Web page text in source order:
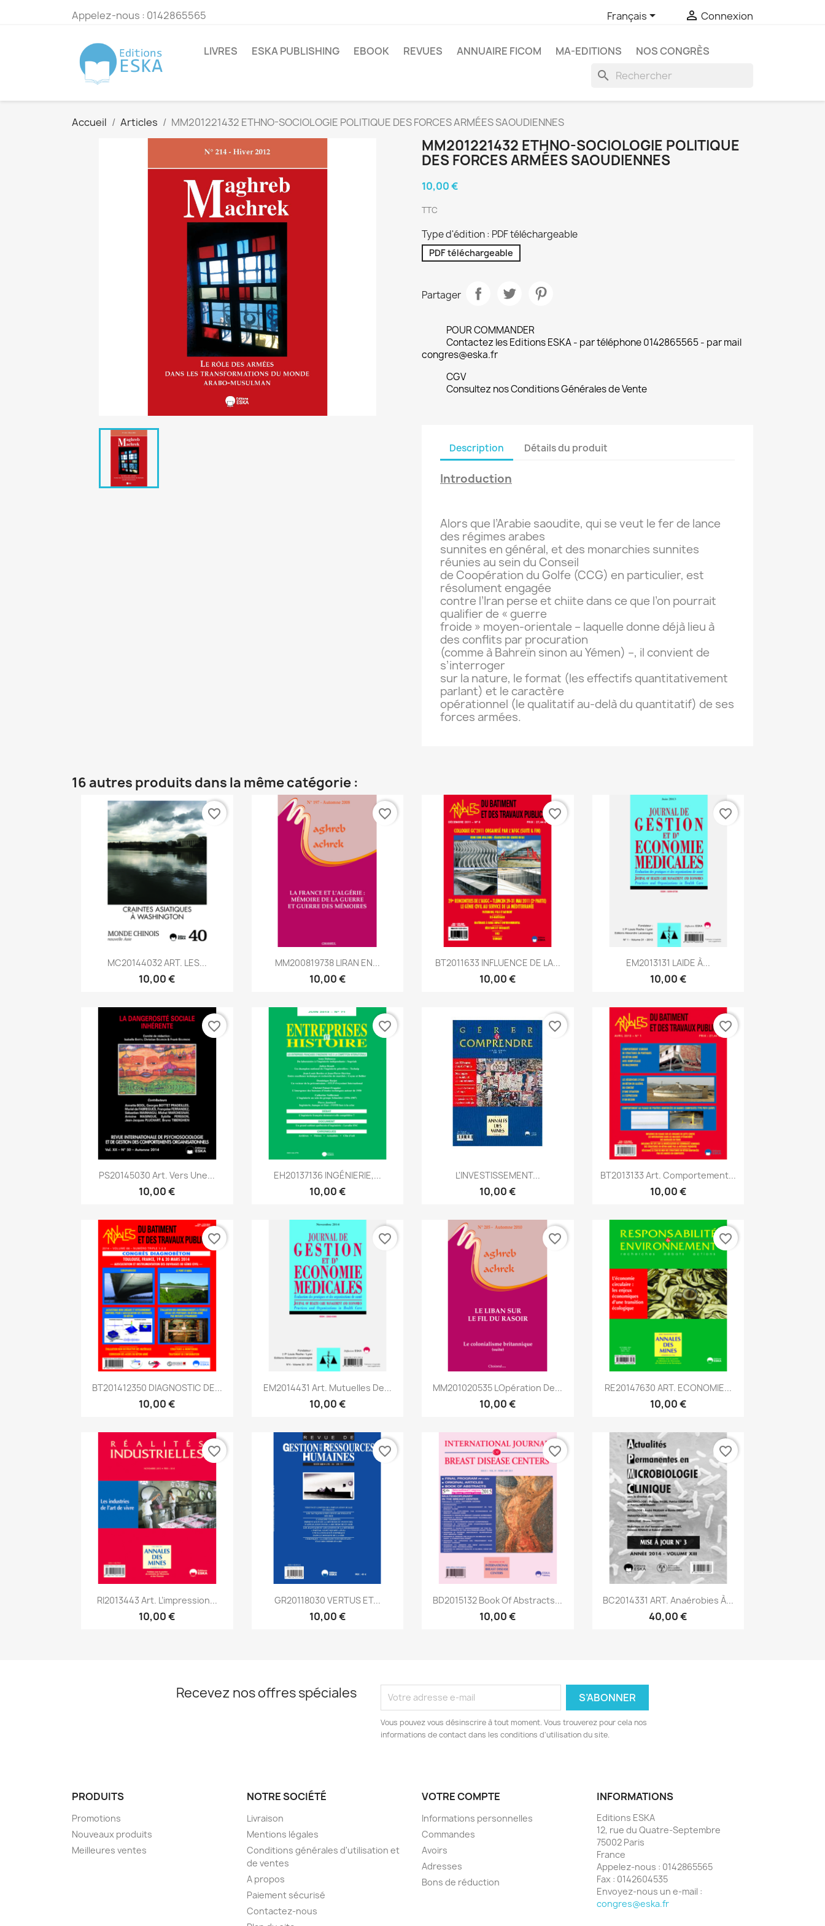
Appelez-nous : 0142865565 Français  Connexion
LIVRES ESKA PUBLISHING EBOOK REVUES ANNUAIRE FICOM MA-EDITIONS NOS CONGRÈS
search
Accueil Articles MM201221432 ETHNO-SOCIOLOGIE POLITIQUE DES FORCES ARMÉES SAOUDIENNES
MM201221432 ETHNO-SOCIOLOGIE POLITIQUE
DES FORCES ARMÉES SAOUDIENNES
10,00 €
TTC
Type d'édition : PDF téléchargeable
PDF téléchargeable
Partager
POUR COMMANDER
Contactez les Editions ESKA - par téléphone 0142865565 - par mail
congres@eska.fr
CGV
Consultez nos Conditions Générales de Vente
Description Détails du produit
Introduction
Alors que l’Arabie saoudite, qui se veut le fer de lance
des régimes arabes
sunnites en général, et des monarchies sunnites
réunies au sein du Conseil
de Coopération du Golfe (CCG) en particulier, est
résolument engagée
contre l’Iran perse et chiite dans ce que l’on pourrait
qualifier de « guerre
froide » moyen-orientale – laquelle donne déjà lieu à
des conflits par procuration
(comme à Bahreïn sinon au Yémen) –, il convient de
s’interroger
sur la nature, le format (les effectifs quantitativement
parlant) et le caractère
opérationnel (le qualitatif au-delà du quantitatif) de ses
forces armées.
16 autres produits dans la même catégorie :
Aperçu rapide
MC20144032 ART. LES...
10,00 €
favorite_border
Aperçu rapide
MM200819738 LIRAN EN...
10,00 €
favorite_border
Aperçu rapide
BT2011633 INFLUENCE DE LA...
10,00 €
favorite_border
Aperçu rapide
EM2013131 LAIDE À...
10,00 €
favorite_border
Aperçu rapide
PS20145030 Art. Vers Une...
10,00 €
favorite_border
Aperçu rapide
EH20137136 INGÉNIERIE,...
10,00 €
favorite_border
Aperçu rapide
L'INVESTISSEMENT...
10,00 €
favorite_border
Aperçu rapide
BT2013133 Art. Comportement...
10,00 €
favorite_border
Aperçu rapide
BT201412350 DIAGNOSTIC DE...
10,00 €
favorite_border
Aperçu rapide
EM2014431 Art. Mutuelles De...
10,00 €
favorite_border
Aperçu rapide
MM201020535 Lopération De...
10,00 €
favorite_border
Aperçu rapide
RE20147630 ART. ECONOMIE...
10,00 €
favorite_border
Aperçu rapide
RI2013443 Art. L’impression...
10,00 €
favorite_border
Aperçu rapide
GR20118030 VERTUS ET...
10,00 €
favorite_border
Aperçu rapide
BD2015132 Book Of Abstracts...
10,00 €
favorite_border
Aperçu rapide
BC2014331 ART. Anaérobies À...
40,00 €
favorite_border
Recevez nos offres spéciales
Vous pouvez vous désinscrire à tout moment. Vous trouverez pour cela nos
informations de contact dans les conditions d'utilisation du site.
PRODUITS
Promotions
Nouveaux produits
Meilleures ventes
NOTRE SOCIÉTÉ
Livraison
Mentions légales
Conditions générales d'utilisation et
de ventes
A propos
Paiement sécurisé
Contactez-nous
VOTRE COMPTE
Informations personnelles
Commandes
Avoirs
Adresses
Bons de réduction
INFORMATIONS
Editions ESKA
12, rue du Quatre-Septembre
75002 Paris
France
Appelez-nous : 0142865565
Fax : 0142604535
Envoyez-nous un e-mail :
congres@eska.fr